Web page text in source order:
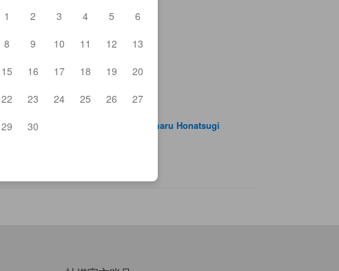
1
2 3 4 5
6
8 9 10 11 12
13
15 16 17 18 19
20
22 23 24 25 26
27
29 30
Freja
Gorgon 9
Guan
Higashitanzawa Green Park
Horumon Motsu Nabe Only Genmaru Honatsugi